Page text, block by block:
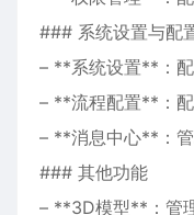
### 系统设置与配
– **系统设置**：配
– **流程配置**：配
– **消息中心**：管
### 其他功能
– **3D模型**：管